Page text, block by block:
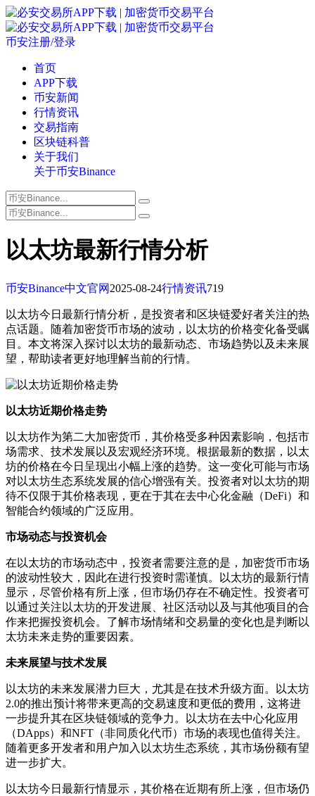
币安注册/登录
首页
APP下载
币安新闻
行情资讯
交易指南
区块链科普
关于我们
关于币安Binance
以太坊最新行情分析
币安Binance中文官网 2025-08-24行情资讯719
以太坊今日最新行情分析，是投资者和区块链爱好者关注的热
点话题。随着加密货币市场的波动，以太坊的价格变化备受瞩
目。本文将深入探讨以太坊的最新动态、市场趋势以及未来展
望，帮助读者更好地理解当前的行情。
以太坊近期价格走势
以太坊作为第二大加密货币，其价格受多种因素影响，包括市
场需求、技术发展以及宏观经济环境。根据最新的数据，以太
坊的价格在今日呈现出小幅上涨的趋势。这一变化可能与市场
对以太坊生态系统发展的信心增强有关。投资者对以太坊的期
待不仅限于其价格表现，更在于其在去中心化金融（DeFi）和
智能合约领域的广泛应用。
市场动态与投资机会
在以太坊的市场动态中，投资者需要注意的是，加密货币市场
的波动性较大，因此在进行投资时需谨慎。以太坊的最新行情
显示，尽管价格有所上涨，但市场仍存在不确定性。投资者可
以通过关注以太坊的开发进展、社区活动以及与其他项目的合
作来把握投资机会。了解市场情绪和交易量的变化也是判断以
太坊未来走势的重要因素。
未来展望与技术发展
以太坊的未来发展潜力巨大，尤其是在技术升级方面。以太坊
2.0的推出预计将带来更高的交易速度和更低的费用，这将进
一步提升其在区块链领域的竞争力。以太坊在去中心化应用
（DApps）和NFT（非同质化代币）市场的表现也值得关注。
随着更多开发者和用户加入以太坊生态系统，其市场份额有望
进一步扩大。
以太坊今日最新行情显示，其价格在近期有所上涨，但市场仍